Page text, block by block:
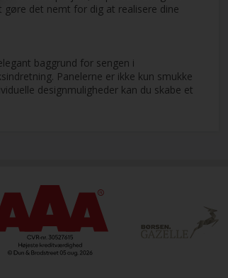
det nemt for dig at realisere dine
baggrund for sengen i
Panelerne er ikke kun smukke
designmuligheder kan du skabe et